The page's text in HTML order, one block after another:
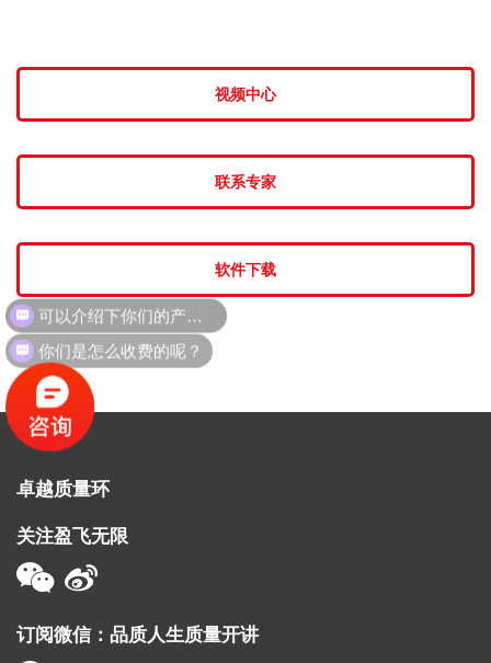
视频中心
联系专家
软件下载
卓越质量环
关注盈飞无限
订阅微信：品质人生质量开讲
可以介绍下你们的产品么？
你们是怎么收费的呢？